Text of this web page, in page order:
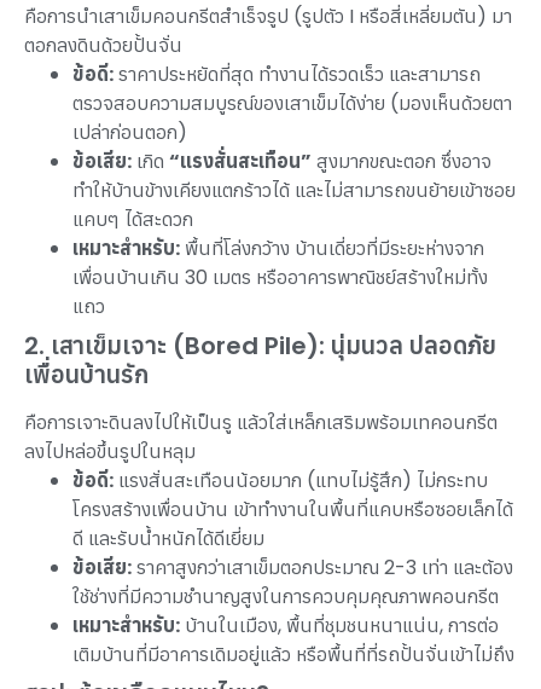
คือการนำเสาเข็มคอนกรีตสำเร็จรูป (รูปตัว I หรือสี่เหลี่ยมตัน) มา
ตอกลงดินด้วยปั้นจั่น
ข้อดี:ราคาประหยัดที่สุด ทำงานได้รวดเร็ว และสามารถ
ตรวจสอบความสมบูรณ์ของเสาเข็มได้ง่าย (มองเห็นด้วยตา
เปล่าก่อนตอก)
ข้อเสีย: เกิด “แรงสั่นสะเทือน” สูงมากขณะตอก ซึ่งอาจ
ทำให้บ้านข้างเคียงแตกร้าวได้ และไม่สามารถขนย้ายเข้าซอย
แคบๆ ได้สะดวก
เหมาะสำหรับ: พื้นที่โล่งกว้าง บ้านเดี่ยวที่มีระยะห่างจาก
เพื่อนบ้านเกิน 30 เมตร หรืออาคารพาณิชย์สร้างใหม่ทั้ง
แถว
2. เสาเข็มเจาะ (Bored Pile): นุ่มนวล ปลอดภัย
เพื่อนบ้านรัก
คือการเจาะดินลงไปให้เป็นรู แล้วใส่เหล็กเสริมพร้อมเทคอนกรีต
ลงไปหล่อขึ้นรูปในหลุม
ข้อดี: แรงสั่นสะเทือนน้อยมาก (แทบไม่รู้สึก) ไม่กระทบ
โครงสร้างเพื่อนบ้าน เข้าทำงานในพื้นที่แคบหรือซอยเล็กได้
ดี และรับน้ำหนักได้ดีเยี่ยม
ข้อเสีย:ราคาสูงกว่าเสาเข็มตอกประมาณ 2-3 เท่า และต้อง
ใช้ช่างที่มีความชำนาญสูงในการควบคุมคุณภาพคอนกรีต
เหมาะสำหรับ: บ้านในเมือง, พื้นที่ชุมชนหนาแน่น, การต่อ
เติมบ้านที่มีอาคารเดิมอยู่แล้ว หรือพื้นที่ที่รถปั้นจั่นเข้าไม่ถึง